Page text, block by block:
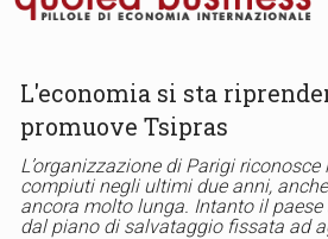
L'economia si sta
promuove Tsipras
L’organizzazione di Parigi
compiuti negli ultimi due anni,
ancora molto lunga. Intanto il paese
dal piano di salvataggio fissata ad